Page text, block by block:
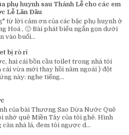
phụ huynh sau Thánh Lễ cho các em
Lễ Lần Đầu
từ lời cảm ơn của các bậc phụ huynh ở
Hoá , 🙂 Bài phát biểu ngắn gọn dưới
vào buổi...
bị rò rỉ
hai cái bồn cầu toilet trong nhà tôi
vừa mới thay hồi năm ngoái ) đột
này: nghe tiếng...
của bài Thương Sao Dừa Nước Quê
nhớ quê Miền Tây của tôi ghê. Hình
căn nhà lá, đem tôi ngược d...